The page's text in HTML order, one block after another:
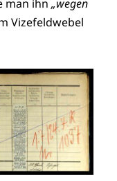
man ihn„wegen
Vizefeldwebel